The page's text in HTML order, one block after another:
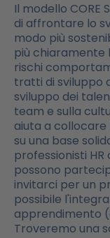
Il modello CORE
di affrontare lo
modo più
più chiaramente
rischi
tratti di sviluppo
sviluppo dei
team e sulla
aiuta a collocare
su una base
professionisti
possono
invitarci per un
possibile
apprendimento
Troveremo una